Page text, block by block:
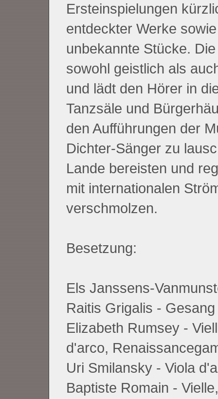
Ersteinspielungen
entdeckter Werke
unbekannte Stücke.
sowohl geistlich als
und lädt den Hörer in
Tanzsäle und
den Aufführungen der
Dichter-Sänger zu
Lande bereisten und
mit internationalen
verschmolzen.
Besetzung:
Els Janssens-
Raitis Grigalis - Gesang
Elizabeth Rumsey -
d'arco,
Uri Smilansky - Viola
Baptiste Romain - Vielle,